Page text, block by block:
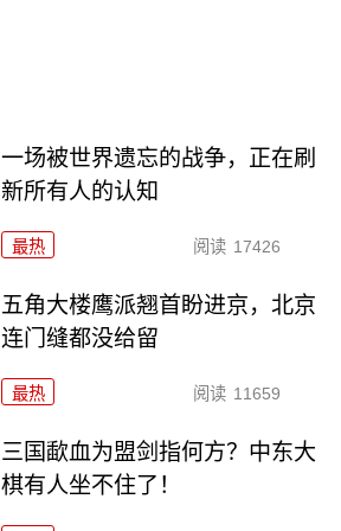
一场被世界遗忘的战争，正在刷
新所有人的认知
最热 阅读 17426
五角大楼鹰派翘首盼进京，北京
连门缝都没给留
最热 阅读 11659
三国歃血为盟剑指何方？中东大
棋有人坐不住了！